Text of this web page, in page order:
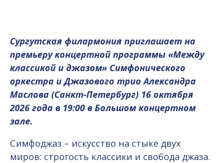
Сургутская филармония приглашает на
премьеруконцертной программы «Между
классикой и джазом» Симфонического
оркестра и Джазового трио Александра
Маслова (Санкт-Петербург) 16 октября
2026 года в 19:00 в Большом концертном
зале.
Симфоджаз – искусство на стыке двух
миров: строгость классики и свобода джаза.